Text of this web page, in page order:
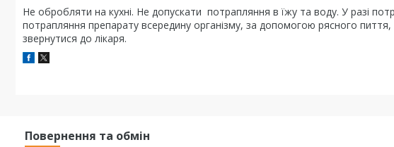
Не обробляти на кухні. Не допускати потрапляння в їжу та воду. У разі
потрапляння препарату всередину організму, за допомогою рясного
звернутися до лікаря.
Повернення та обмін